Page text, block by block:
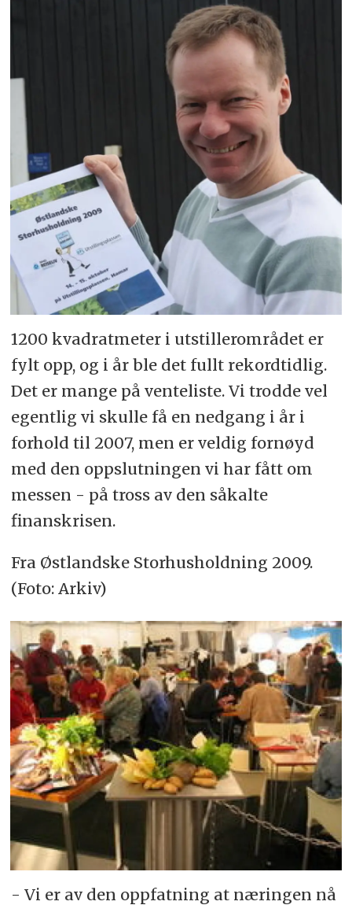
1200 kvadratmeter i utstillerområdet er
fylt opp, og i år ble det fullt rekordtidlig.
Det er mange på venteliste. Vi trodde vel
egentlig vi skulle få en nedgang i år i
forhold til 2007, men er veldig fornøyd
med den oppslutningen vi har fått om
messen - på tross av den såkalte
finanskrisen.
Fra Østlandske Storhusholdning 2009.
(Foto: Arkiv)
- Vi er av den oppfatning at næringen nå